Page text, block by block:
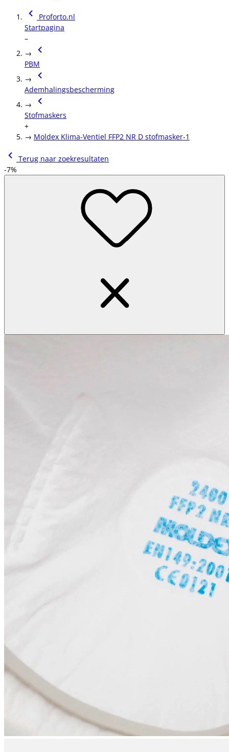
Proforto.nl
Startpagina
–
→
PBM
→
Ademhalingsbescherming
→
Stofmaskers
+
→ Moldex Klima-Ventiel FFP2 NR D stofmasker-1
Terug naar zoekresultaten
-7%